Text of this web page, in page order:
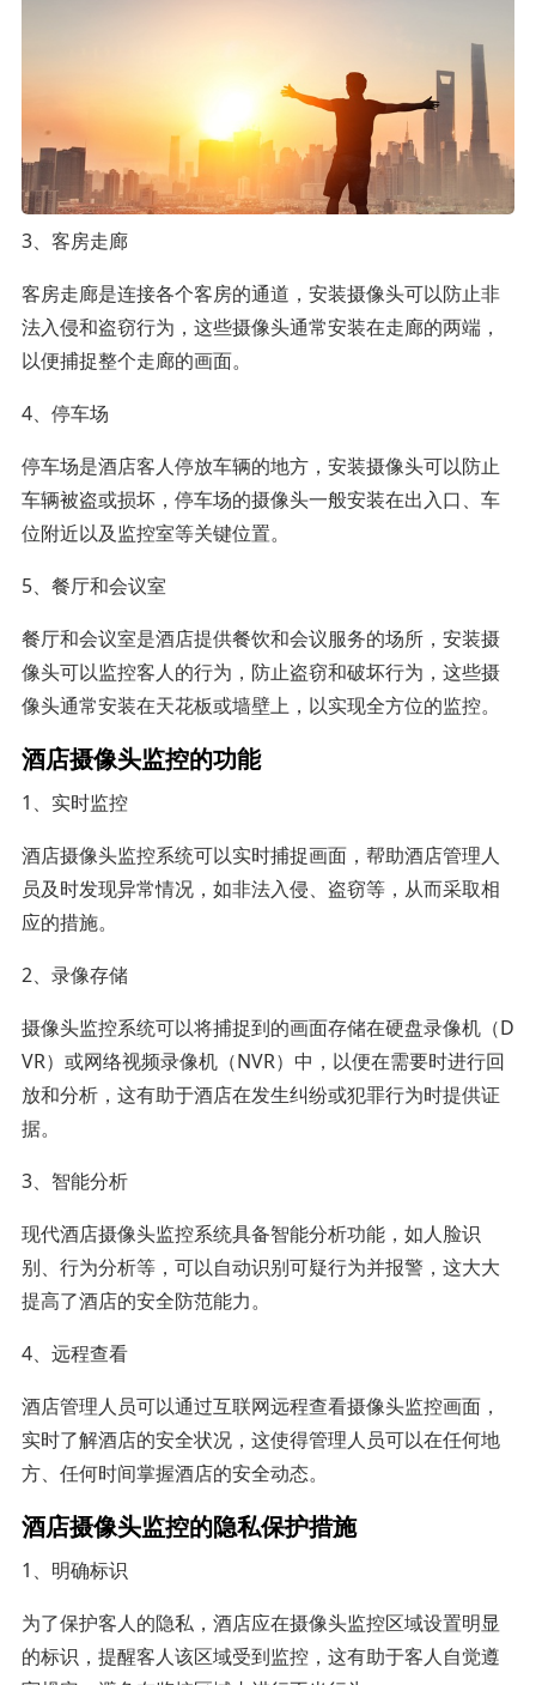
3、客房走廊
客房走廊是连接各个客房的通道，安装摄像头可以防止非
法入侵和盗窃行为，这些摄像头通常安装在走廊的两端，
以便捕捉整个走廊的画面。
4、停车场
停车场是酒店客人停放车辆的地方，安装摄像头可以防止
车辆被盗或损坏，停车场的摄像头一般安装在出入口、车
位附近以及监控室等关键位置。
5、餐厅和会议室
餐厅和会议室是酒店提供餐饮和会议服务的场所，安装摄
像头可以监控客人的行为，防止盗窃和破坏行为，这些摄
像头通常安装在天花板或墙壁上，以实现全方位的监控。
酒店摄像头监控的功能
1、实时监控
酒店摄像头监控系统可以实时捕捉画面，帮助酒店管理人
员及时发现异常情况，如非法入侵、盗窃等，从而采取相
应的措施。
2、录像存储
摄像头监控系统可以将捕捉到的画面存储在硬盘录像机（D
VR）或网络视频录像机（NVR）中，以便在需要时进行回
放和分析，这有助于酒店在发生纠纷或犯罪行为时提供证
据。
3、智能分析
现代酒店摄像头监控系统具备智能分析功能，如人脸识
别、行为分析等，可以自动识别可疑行为并报警，这大大
提高了酒店的安全防范能力。
4、远程查看
酒店管理人员可以通过互联网远程查看摄像头监控画面，
实时了解酒店的安全状况，这使得管理人员可以在任何地
方、任何时间掌握酒店的安全动态。
酒店摄像头监控的隐私保护措施
1、明确标识
为了保护客人的隐私，酒店应在摄像头监控区域设置明显
的标识，提醒客人该区域受到监控，这有助于客人自觉遵